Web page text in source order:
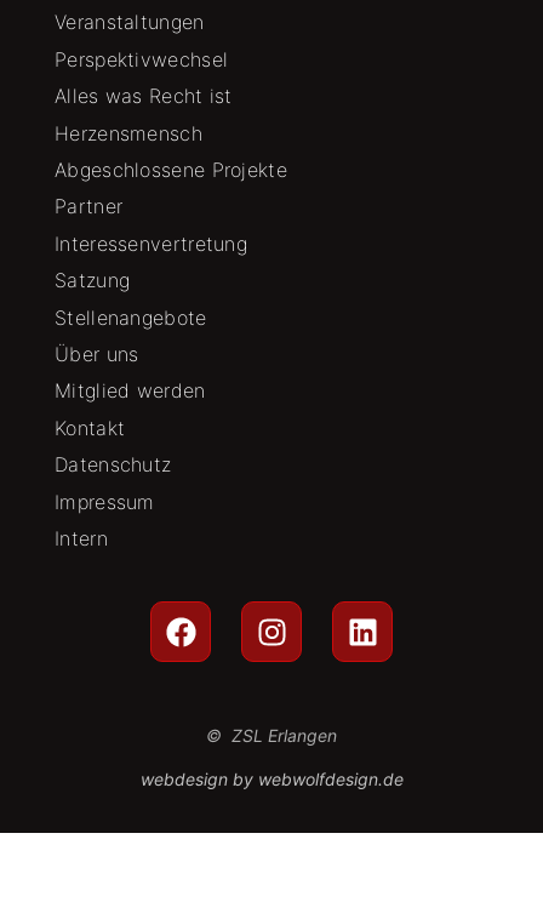
Veranstaltungen
Perspektivwechsel
Alles was Recht ist
Herzensmensch
Abgeschlossene Projekte
Partner
Interessenvertretung
Satzung
Stellenangebote
Über uns
Mitglied werden
Kontakt
Datenschutz
Impressum
Intern
© ZSL Erlangen
webdesign by webwolfdesign.de